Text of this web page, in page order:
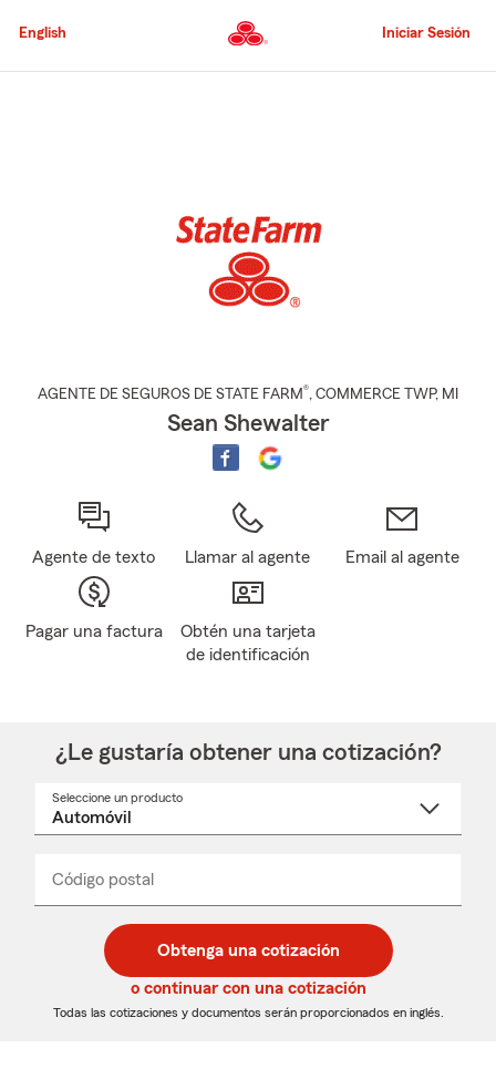
al
principal
English Iniciar Sesión
AGENTE DE SEGUROS DE STATE FARM®, COMMERCE TWP, MI
Sean Shewalter
Agente de texto Llamar al agente Email al agente
Pagar una factura
Obtén una tarjeta
de identificación
¿Le gustaría obtener una cotización?
Seleccione un producto
desplegable
Código postal
de
5
dígitos
de
5
dígitos
_____
Obtenga una cotización
o continuar con una cotización
Todas las cotizaciones y documentos serán proporcionados en inglés.